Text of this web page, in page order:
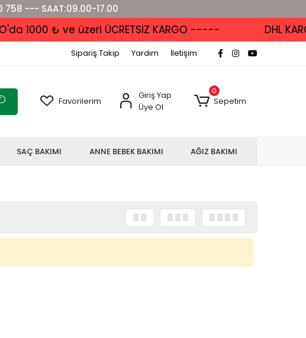
0 758 --- SAAT:09.00-17.00
1000 ₺ ve üzeri ÜCRETSİZ KARGO ----- DHL
Sipariş Takip Yardım İletişim
Favorilerim
Giriş Yap
Üye Ol
0
Sepetim
SAÇ BAKIMI ANNE BEBEK BAKIMI AĞIZ BAKIMI